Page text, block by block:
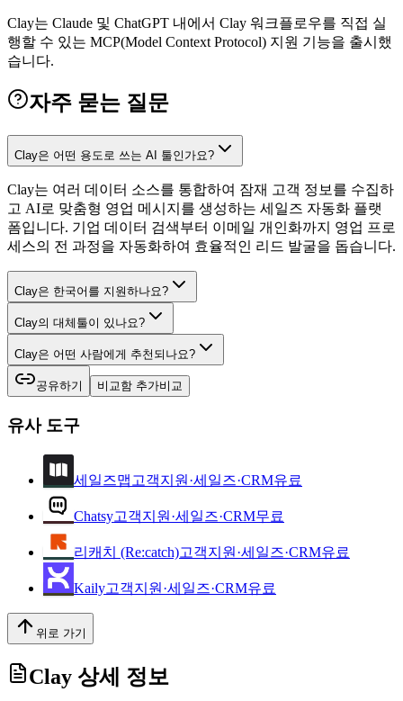
Clay는 Claude 및 ChatGPT 내에서 Clay 워크플로우를 직접 실
행할 수 있는 MCP(Model Context Protocol) 지원 기능을 출시했
습니다.
자주 묻는 질문
Clay은 어떤 용도로 쓰는 AI 툴인가요?
Clay는 여러 데이터 소스를 통합하여 잠재 고객 정보를 수집하
고 AI로 맞춤형 영업 메시지를 생성하는 세일즈 자동화 플랫
폼입니다. 기업 데이터 검색부터 이메일 개인화까지 영업 프로
세스의 전 과정을 자동화하여 효율적인 리드 발굴을 돕습니다.
Clay은 한국어를 지원하나요?
Clay의 대체툴이 있나요?
Clay은 어떤 사람에게 추천되나요?
공유하기 비교함 추가비교
유사 도구
세일즈맵 고객지원·세일즈·CRM유료
Chatsy고객지원·세일즈·CRM무료
리캐치 (Re:catch)고객지원·세일즈·CRM유료
Kaily고객지원·세일즈·CRM유료
위로 가기
Clay 상세 정보